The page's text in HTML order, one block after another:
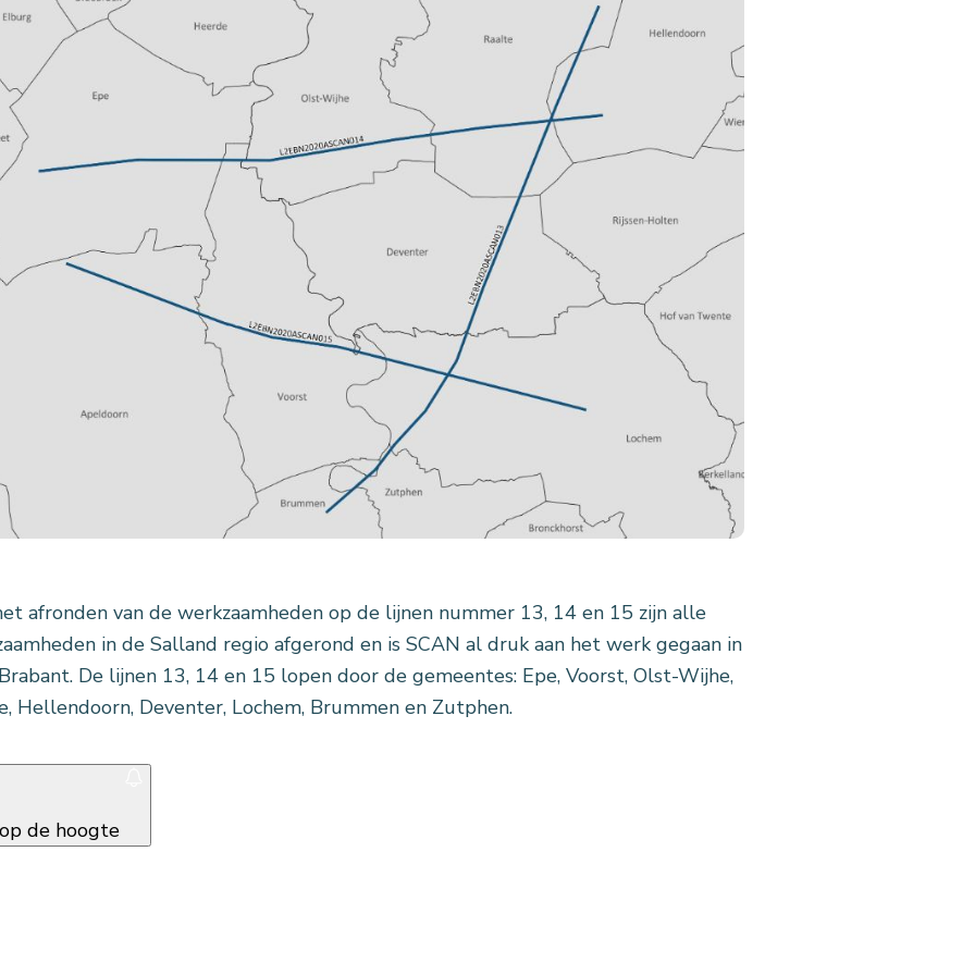
afronden van de werkzaamheden op de lijnen nummer 13, 14 en 15 zijn alle
in de Salland regio afgerond en is SCAN al druk aan het werk gegaan in
De lijnen 13, 14 en 15 lopen door de gemeentes: Epe, Voorst, Olst-Wijhe,
Hellendoorn, Deventer, Lochem, Brummen en Zutphen.
de hoogte